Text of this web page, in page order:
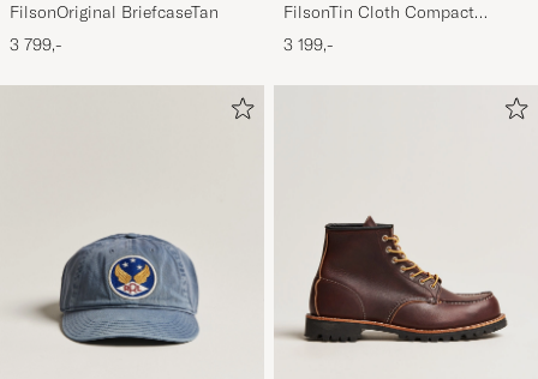
FilsonOriginal BriefcaseTan
3 799,-
FilsonTin Cloth Compact
BriefcaseDark Tan
3 199,-